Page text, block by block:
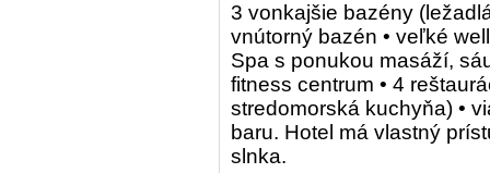
3 vonkajšie bazény
vnútorný bazén • veľké
Spa s ponukou masáží,
fitness centrum • 4
stredomorská kuchyňa) •
baru. Hotel má vlastný
slnka.